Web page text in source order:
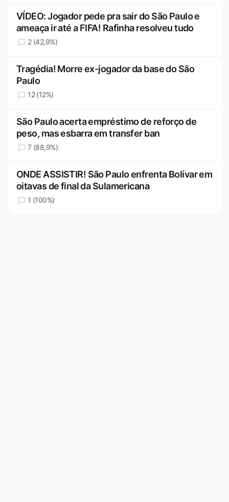
VÍDEO: Jogador pede pra sair do São Paulo e
ameaça ir até a FIFA! Rafinha resolveu tudo
2 (42,9%)
Tragédia! Morre ex-jogador da base do São
Paulo
12 (12%)
São Paulo acerta empréstimo de reforço de
peso, mas esbarra em transfer ban
7 (88,9%)
ONDE ASSISTIR! São Paulo enfrenta Bolívar em
oitavas de final da Sulamericana
1 (100%)